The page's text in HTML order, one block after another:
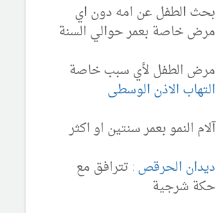
بحث الطفل عن امه دون اي
مرض خاصة بعمر حوالي السنة
مرض الطفل لأي سبب خاصة
التهاب الاذن الوسطى
آلام النمو بعمر سنتين او اكثر
ديدان الحرقص: تترافق مع
حكة شرجية